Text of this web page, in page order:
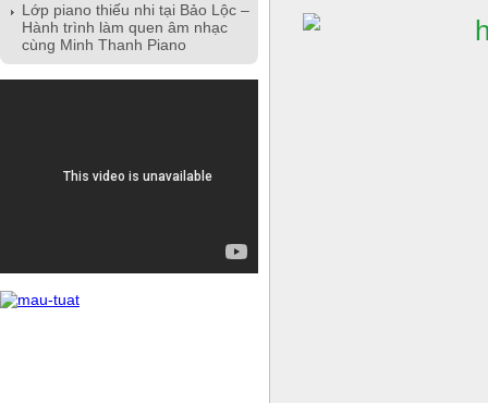
Lớp piano thiếu nhi tại Bảo Lộc –
Hành trình làm quen âm nhạc
cùng Minh Thanh Piano